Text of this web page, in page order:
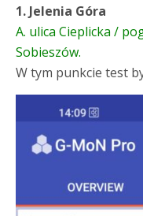
1. Jelenia Góra
A. ulica Cieplicka /
Sobieszów.
W tym punkcie test